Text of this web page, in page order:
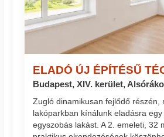
ELADÓ ÚJ ÉPÍTÉSŰ
Budapest, XIV. kerület,
Zugló dinamikusan fejlődő részén,
lakóparkban kínálunk eladásra egy
egyszobás lakást. A 2. emeleti, 32